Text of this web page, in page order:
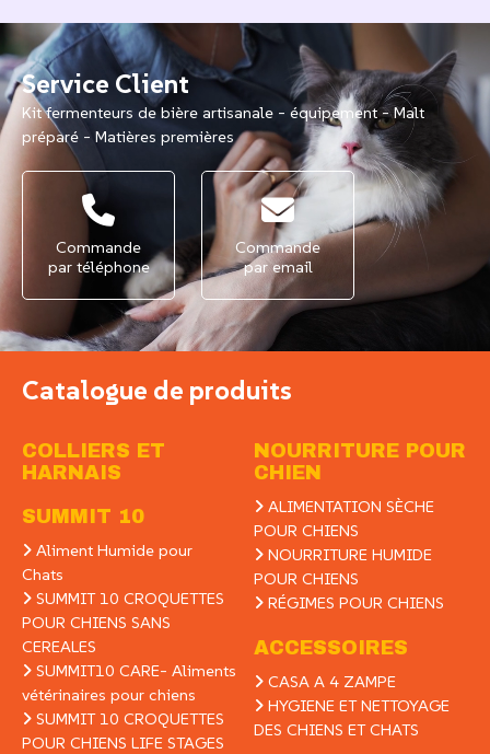
Service Client
Kit fermenteurs de bière artisanale - équipement - Malt
préparé - Matières premières
Commande
par téléphone
Commande
par email
Catalogue de produits
COLLIERS ET
HARNAIS
SUMMIT 10
Aliment Humide pour
Chats
SUMMIT 10 CROQUETTES
POUR CHIENS SANS
CEREALES
SUMMIT10 CARE- Aliments
vétérinaires pour chiens
SUMMIT 10 CROQUETTES
POUR CHIENS LIFE STAGES
NOURRITURE POUR
CHIEN
ALIMENTATION SÈCHE
POUR CHIENS
NOURRITURE HUMIDE
POUR CHIENS
RÉGIMES POUR CHIENS
ACCESSOIRES
CASA A 4 ZAMPE
HYGIENE ET NETTOYAGE
DES CHIENS ET CHATS